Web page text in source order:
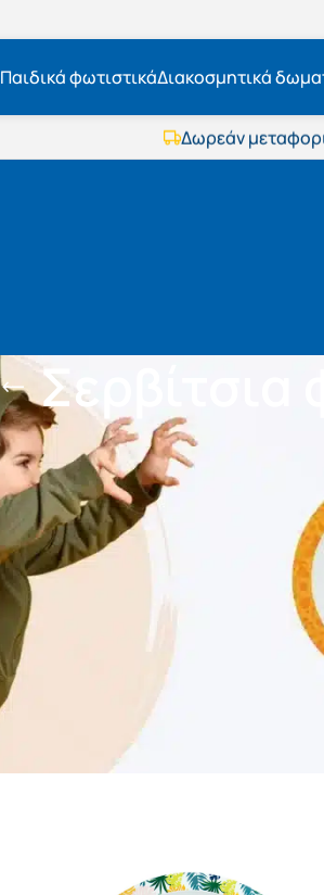
Παιδικά φωτιστικάΔιακοσμητικά
Εκπτώσεις μέχρι τις 25
Δωρεάν
BOXNOW
Σερβίτσια
Κάντε διασκεδαστικό κάθε